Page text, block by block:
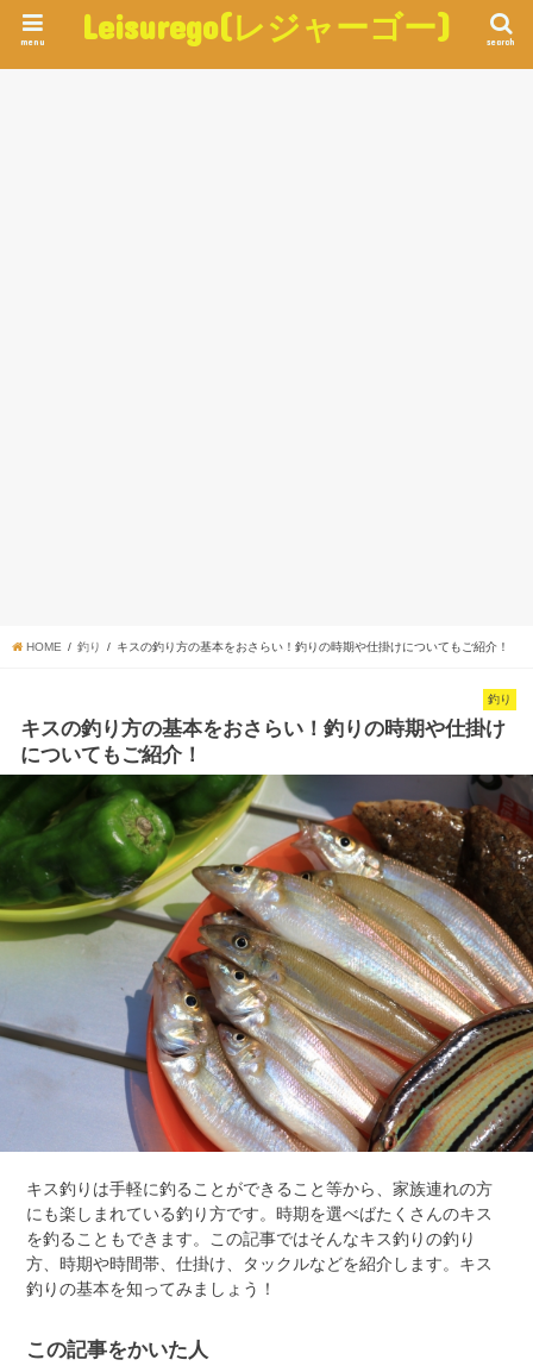
Leisurego(レジャーゴー) search
menu
HOME 釣り キスの釣り方の基本をおさらい！釣りの時期や仕掛けについてもご紹介！
釣り
キスの釣り方の基本をおさらい！釣りの時期や仕掛け
についてもご紹介！
キス釣りは手軽に釣ることができること等から、家族連れの方
にも楽しまれている釣り方です。時期を選べばたくさんのキス
を釣ることもできます。この記事ではそんなキス釣りの釣り
方、時期や時間帯、仕掛け、タックルなどを紹介します。キス
釣りの基本を知ってみましょう！
この記事をかいた人